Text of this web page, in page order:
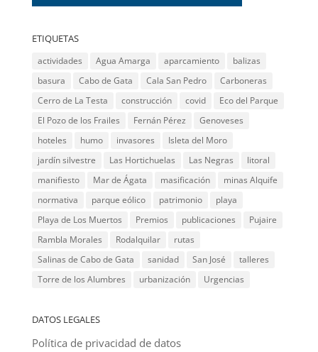
ETIQUETAS
actividades Agua Amarga aparcamiento
balizas
basura
Cabo de Gata Cala San Pedro
Carboneras
Cerro de La Testa
construcción covid
Eco del Parque
El Pozo de los Frailes
Fernán Pérez
Genoveses
hoteles
humo invasores
Isleta del Moro
jardín silvestre
Las Hortichuelas Las Negras
litoral
manifiesto
Mar de Ágata masificación
minas Alquife
normativa
parque eólico patrimonio
playa
Playa de Los Muertos
Premios publicaciones
Pujaire
Rambla Morales
Rodalquilar
rutas
Salinas de Cabo de Gata
sanidad San José
talleres
Torre de los Alumbres
urbanización Urgencias
DATOS LEGALES
Política de privacidad de datos